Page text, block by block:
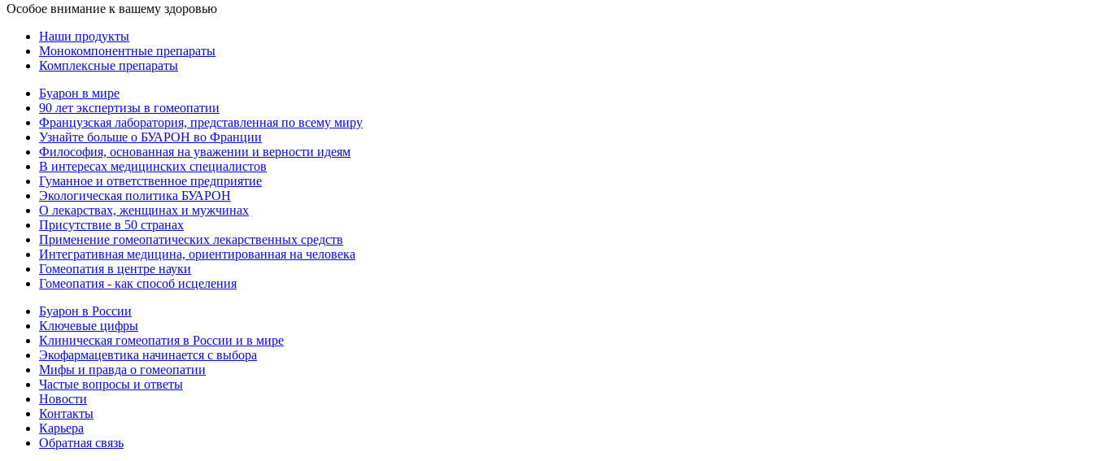
Особое внимание к вашему здоровью
Наши продукты
Монокомпонентные препараты
Комплексные препараты
Буарон в мире
90 лет экспертизы в гомеопатии
Французская лаборатория, представленная по всему миру
Узнайте больше о БУАРОН во Франции
Философия, основанная на уважении и верности идеям
В интересах медицинских специалистов
Гуманное и ответственное предприятие
Экологическая политика БУАРОН
О лекарствах, женщинах и мужчинах
Присутствие в 50 странах
Применение гомеопатических лекарственных средств
Интегративная медицина, ориентированная на человека
Гомеопатия в центре науки
Гомеопатия - как способ исцеления
Буарон в России
Ключевые цифры
Клиническая гомеопатия в России и в мире
Экофармацевтика начинается с выбора
Мифы и правда о гомеопатии
Частые вопросы и ответы
Новости
Контакты
Карьера
Обратная связь